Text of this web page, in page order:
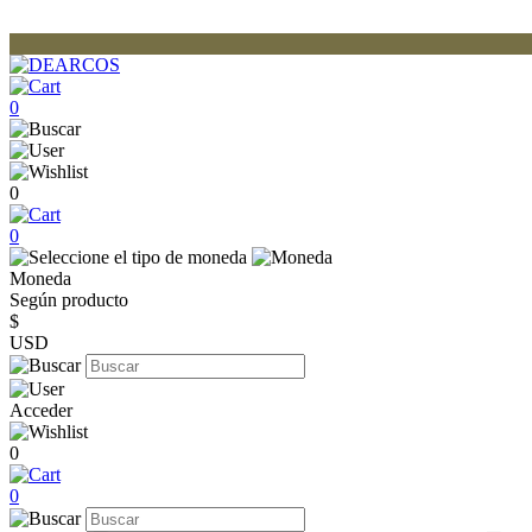
0
0
0
Moneda
Según producto
$
USD
Acceder
0
0